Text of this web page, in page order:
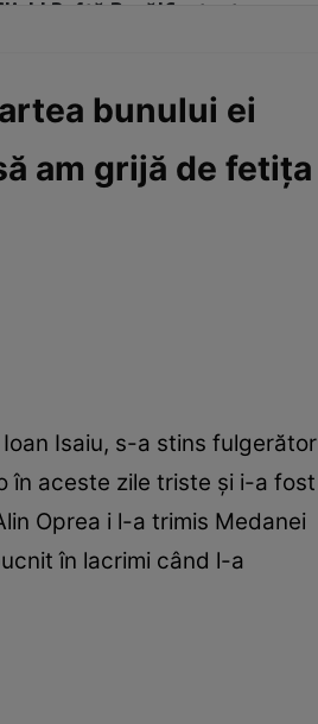
Poftă Bună!Contact
bunului ei
am grijă de fetița
Isaiu, s-a stins fulgerător
în aceste zile triste și i-a fost
Oprea i l-a trimis Medanei
în lacrimi când l-a